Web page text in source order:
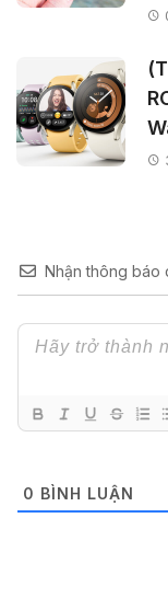
Nhận thông báo
0 BÌNH LUẬN